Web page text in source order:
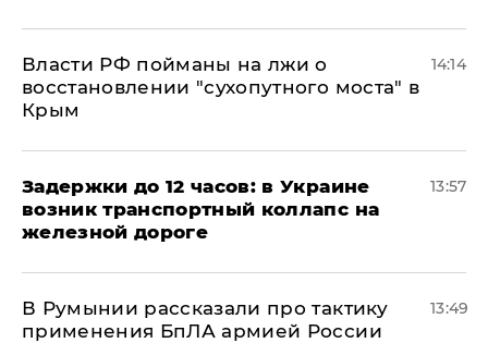
Власти РФ пойманы на лжи о
восстановлении "сухопутного моста" в
Крым
14:14
Задержки до 12 часов: в Украине
возник транспортный коллапс на
железной дороге
13:57
В Румынии рассказали про тактику
применения БпЛА армией России
13:49